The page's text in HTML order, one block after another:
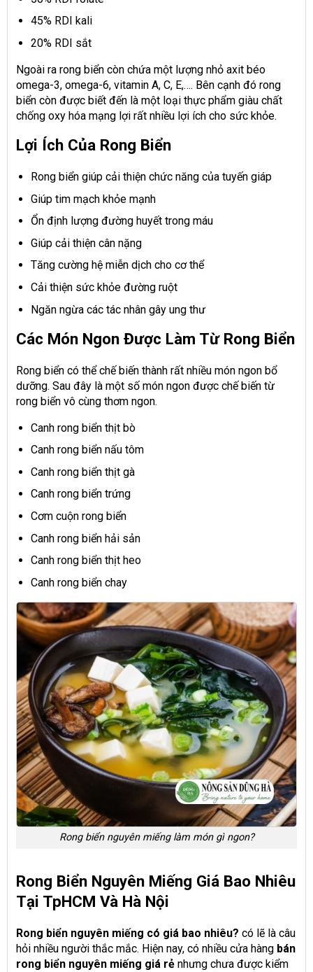
45% RDI kali
20% RDI sắt
Ngoài ra rong biển còn chứa một lượng nhỏ axit béo
omega-3, omega-6, vitamin A, C, E,…. Bên cạnh đó rong
biển còn được biết đến là một loại thực phẩm giàu chất
chống oxy hóa mạng lợi rất nhiều lợi ích cho sức khỏe.
Lợi Ích Của Rong Biển
Rong biển giúp cải thiện chức năng của tuyến giáp
Giúp tim mạch khỏe mạnh
Ổn định lượng đường huyết trong máu
Giúp cải thiện cân nặng
Tăng cường hệ miễn dịch cho cơ thể
Cải thiện sức khỏe đường ruột
Ngăn ngừa các tác nhân gây ung thư
Các Món Ngon Được Làm Từ Rong Biển
Rong biển có thể chế biến thành rất nhiều món ngon bổ
dưỡng. Sau đây là một số món ngon được chế biến từ
rong biển vô cùng thơm ngon.
Canh rong biển thịt bò
Canh rong biển nấu tôm
Canh rong biển thịt gà
Canh rong biển trứng
Cơm cuộn rong biển
Canh rong biển hải sản
Canh rong biển thịt heo
Canh rong biển chay
Rong biển nguyên miếng làm món gì ngon?
Rong Biển Nguyên Miếng Giá Bao Nhiêu
Tại TpHCM Và Hà Nội
Rong biển nguyên miếng có giá bao nhiêu? có lẽ là câu
hỏi nhiều người thắc mắc. Hiện nay, có nhiều cửa hàng bán
rong biển nguyên miếng giá rẻ nhưng chưa được kiểm